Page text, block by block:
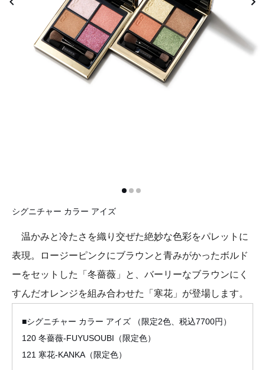
シグニチャー カラー アイズ
温かみと冷たさを織り交ぜた絶妙な色彩をパレットに
表現。ロージーピンクにブラウンと青みがかったボルド
ーをセットした「冬薔薇」と、バーリーなブラウンにく
すんだオレンジを組み合わせた「寒花」が登場します。
■シグニチャー カラー アイズ （限定2色、税込7700円）
120 冬薔薇-FUYUSOUBI（限定色）
121 寒花-KANKA（限定色）